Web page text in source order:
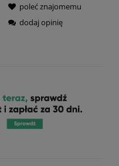
poleć znajomemu
dodaj opinię